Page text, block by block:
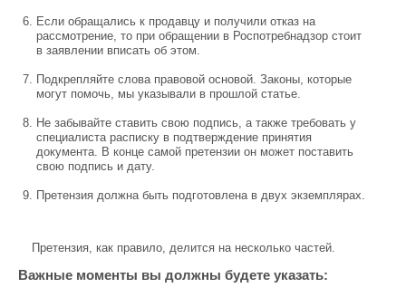
Если обращались к продавцу и получили отказ на
рассмотрение, то при обращении в Роспотребнадзор стоит
в заявлении вписать об этом.
Подкрепляйте слова правовой основой. Законы, которые
могут помочь, мы указывали в прошлой статье.
Не забывайте ставить свою подпись, а также требовать у
специалиста расписку в подтверждение принятия
документа. В конце самой претензии он может поставить
свою подпись и дату.
Претензия должна быть подготовлена в двух экземплярах.
Претензия, как правило, делится на несколько частей.
Важные моменты вы должны будете указать: